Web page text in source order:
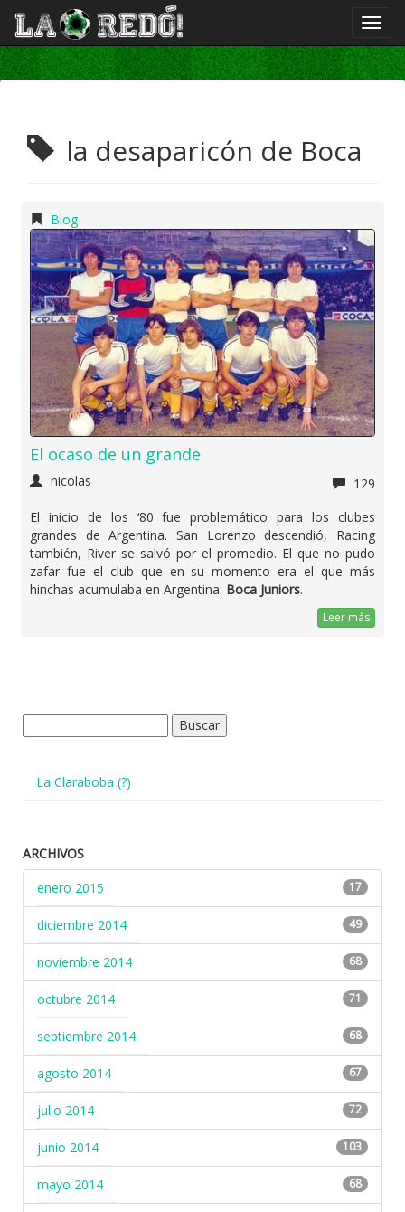
la desaparicón de Boca
Blog
El ocaso de un grande
nicolas
129
El inicio de los ‘80 fue problemático para los clubes
grandes de Argentina. San Lorenzo descendió, Racing
también, River se salvó por el promedio. El que no pudo
zafar fue el club que en su momento era el que más
hinchas acumulaba en Argentina: Boca Juniors.
Leer más
La Claraboba (?)
ARCHIVOS
enero 2015
17
diciembre 2014 49
noviembre 2014 68
octubre 2014 71
septiembre 2014 68
agosto 2014 67
julio 2014 72
junio 2014 103
mayo 2014 68